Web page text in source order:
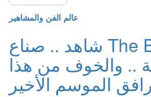
عالم الفن والمشاهير
شاهد .. صناع The Boys يواجهون
.. والخوف من هذا
الموسم الأخير